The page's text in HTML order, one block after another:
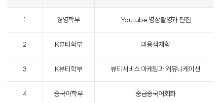
1 경영학부 Youtube 영상촬영과 편집
2 K뷰티학부 미용색채학
3 K뷰티학부 뷰티서비스 마케팅과 커뮤니케이션
4 중국어학부 중급중국어회화